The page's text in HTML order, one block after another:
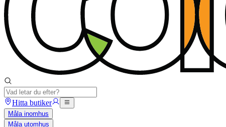
Hitta butiker
Måla inomhus
Måla utomhus